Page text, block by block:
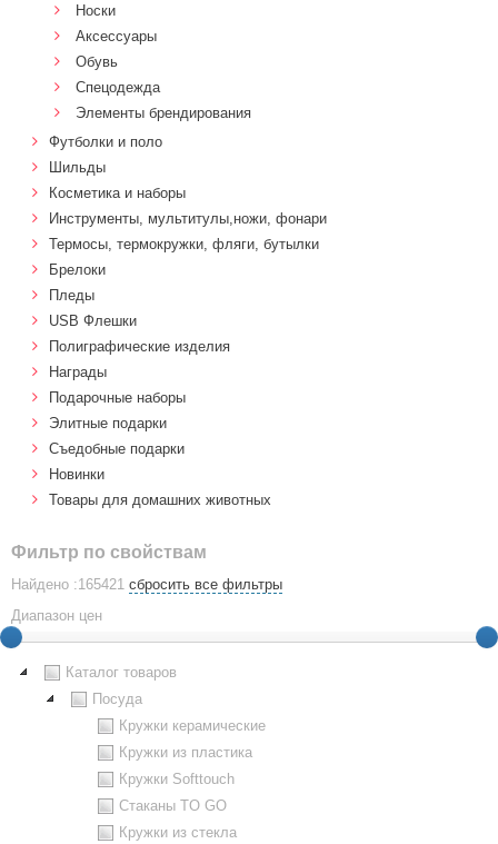
Носки
Аксессуары
Обувь
Спецодежда
Элементы брендирования
Футболки и поло
Шильды
Косметика и наборы
Инструменты, мультитулы,ножи, фонари
Термосы, термокружки, фляги, бутылки
Брелоки
Пледы
USB Флешки
Полиграфические изделия
Награды
Подарочные наборы
Элитные подарки
Cъедобные подарки
Новинки
Товары для домашних животных
Фильтр по свойствам
Найдено :165421 сбросить все фильтры
Диапазон цен
Каталог товаров
Посуда
Кружки керамические
Кружки из пластика
Кружки Softtouch
Стаканы TO GO
Кружки из стекла